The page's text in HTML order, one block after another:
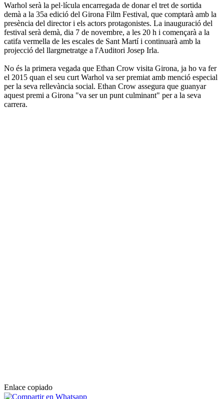
Warhol serà la pel·lícula encarregada de donar el tret de sortida
demà a la 35a edició del Girona Film Festival, que comptarà amb la
presència del director i els actors protagonistes. La inauguració del
festival serà demà, dia 7 de novembre, a les 20 h i començarà a la
catifa vermella de les escales de Sant Martí i continuarà amb la
projecció del llargmetratge a l'Auditori Josep Irla.
No és la primera vegada que Ethan Crow visita Girona, ja ho va fer
el 2015 quan el seu curt Warhol va ser premiat amb menció especial
per la seva rellevància social. Ethan Crow assegura que guanyar
aquest premi a Girona "va ser un punt culminant" per a la seva
carrera.
Enlace copiado